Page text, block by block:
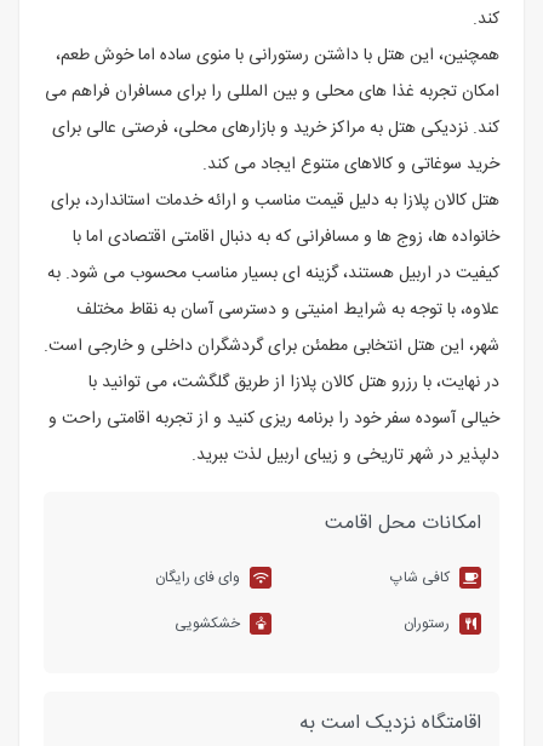
کند.
همچنین، این هتل با داشتن رستورانی با منوی ساده اما خوش‌ طعم،
امکان تجربه غذا های محلی و بین‌ المللی را برای مسافران فراهم می
‌کند. نزدیکی هتل به مراکز خرید و بازارهای محلی، فرصتی عالی برای
خرید سوغاتی و کالاهای متنوع ایجاد می ‌کند.
هتل کالان پلازا به دلیل قیمت مناسب و ارائه خدمات استاندارد، برای
خانواده‌ ها، زوج ‌ها و مسافرانی که به دنبال اقامتی اقتصادی اما با
کیفیت در اربیل هستند، گزینه‌ ای بسیار مناسب محسوب می ‌شود. به
‌علاوه، با توجه به شرایط امنیتی و دسترسی آسان به نقاط مختلف
شهر، این هتل انتخابی مطمئن برای گردشگران داخلی و خارجی است.
در نهایت، با رزرو هتل کالان پلازا از طریق گلگشت، می ‌توانید با
خیالی آسوده سفر خود را برنامه ‌ریزی کنید و از تجربه اقامتی راحت و
دلپذیر در شهر تاریخی و زیبای اربیل لذت ببرید.
امکانات محل اقامت
کافی شاپ
وای فای رایگان
رستوران
خشکشویی
اقامتگاه نزدیک است به